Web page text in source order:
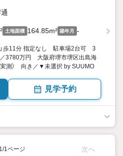
土地面積 164.85m² 築年月 -
」歩11分 指定なし 駐車場2台可 3
3780万円 大阪府堺市堺区出島海
測） 向き／▼未選択 by SUUMO
見学予約
1/1ページ 次へ